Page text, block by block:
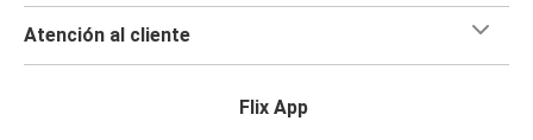
Atención al cliente
Flix App